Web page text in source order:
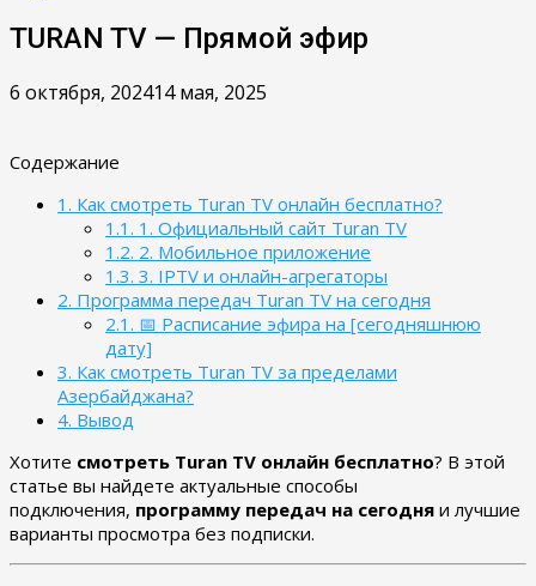
TURAN TV — Прямой эфир
6 октября, 202414 мая, 2025
Содержание
1. Как смотреть Turan TV онлайн бесплатно?
1.1. 1. Официальный сайт Turan TV
1.2. 2. Мобильное приложение
1.3. 3. IPTV и онлайн-агрегаторы
2. Программа передач Turan TV на сегодня
2.1. 📅 Расписание эфира на [сегодняшнюю
дату]
3. Как смотреть Turan TV за пределами
Азербайджана?
4. Вывод
Хотите смотреть Turan TV онлайн бесплатно? В этой
статье вы найдете актуальные способы
подключения, программу передач на сегодня и лучшие
варианты просмотра без подписки.